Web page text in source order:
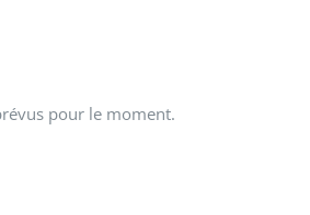
pour le moment.